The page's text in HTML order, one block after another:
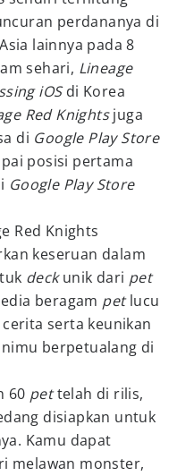
perdananya di
lainnya pada 8
sehari, Lineage
iOSdi Korea
Red Knightsjuga
di Google Play Store
posisi pertama
Google Play Store
Red Knights
keseruan dalam
deckunik dari pet
beragam petlucu
serta keunikan
berpetualang di
60 pettelah di rilis,
disiapkan untuk
Kamu dapat
melawan monster,